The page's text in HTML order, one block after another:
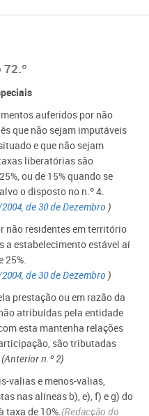
auferidos por não
que não sejam imputáveis
e que não sejam
liberatórias são
ou de 15% quando se
o disposto no n.º 4.
de 30 de Dezembro )
não residentes em território
a estabelecimento estável aí
25%.
de 30 de Dezembro )
prestação ou em razão da
atribuídas pela entidade
esta mantenha relações
são tributadas
(Anterior n.º 2)
valias e menos-valias,
nas alíneas b), e), f) e g) do
taxa de 10%.(Redacção do